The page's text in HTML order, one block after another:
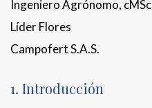
Ingeniero Agrónomo, cMSc
Líder Flores
Campofert S.A.S.
1. Introducción